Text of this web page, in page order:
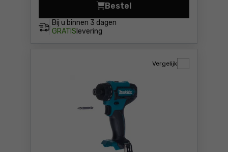
Bij u binnen 3 dagen
GRATIS levering
Bestel
Boor-schroefmachine
Vergelijk